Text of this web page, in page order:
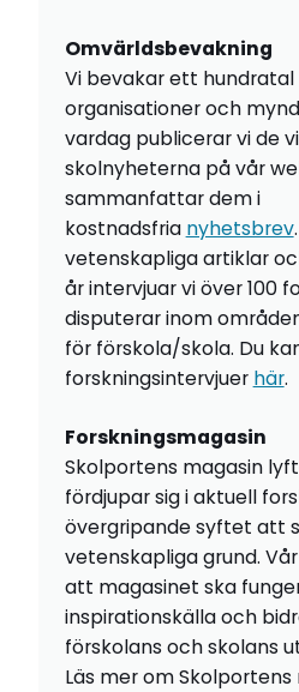
Omvärldsbevakning
Vi bevakar ett
organisationer och
vardag publicerar vi de
skolnyheterna på vår
sammanfattar dem i
kostnadsfria nyhetsbrev
vetenskapliga artiklar
år intervjuar vi över 100
disputerar inom
för förskola/skola. Du
forskningsintervjuer här.
Forskningsmagasin
Skolportens magasin
fördjupar sig i aktuell
övergripande syftet att
vetenskapliga grund.
att magasinet ska
inspirationskälla och
förskolans och skolans
Läs mer om Skolportens